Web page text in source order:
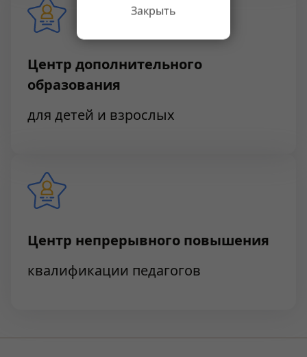
Центр дополнительного
образования
для детей и взрослых
Центр непрерывного повышения
квалификации педагогов
Закрыть